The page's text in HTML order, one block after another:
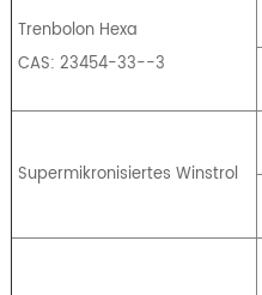
Trenbolon Hexa
CAS: 23454-33--3
Supermikronisiertes Winstrol